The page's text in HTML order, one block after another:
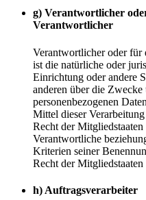
g) Verantwortlicher
Verantwortlicher
Verantwortlicher oder für
ist die natürliche oder
Einrichtung oder andere
anderen über die
personenbezogenen
Mittel dieser
Recht der
Verantwortliche
Kriterien seiner
Recht der
h) Auftragsverarbeiter